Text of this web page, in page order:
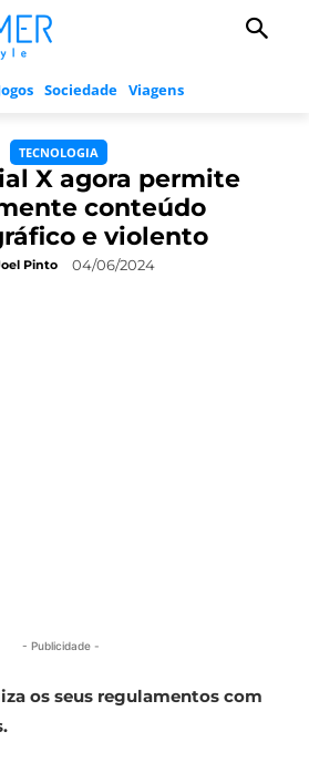
Sociedade Viagens
TECNOLOGIA
X agora permite
conteúdo
e violento
Pinto 04/06/2024
- Publicidade -
os seus regulamentos com